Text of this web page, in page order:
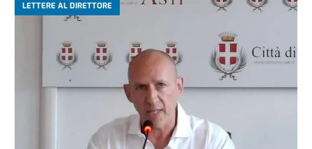
LETTERE AL DIRETTORE